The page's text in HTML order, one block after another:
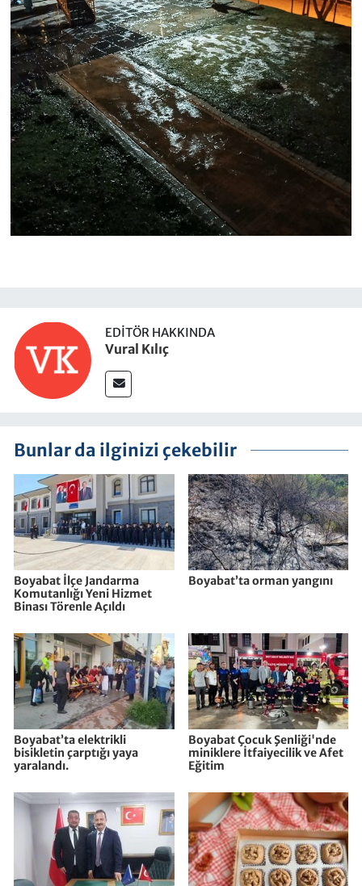
EDITÖR HAKKINDA
Vural Kılıç
Bunlar da ilginizi çekebilir
Boyabat İlçe Jandarma
Komutanlığı Yeni Hizmet
Binası Törenle Açıldı
Boyabat’ta orman yangını
Boyabat’ta elektrikli
bisikletin çarptığı yaya
yaralandı.
Boyabat Çocuk Şenliği'nde
miniklere İtfaiyecilik ve Afet
Eğitim